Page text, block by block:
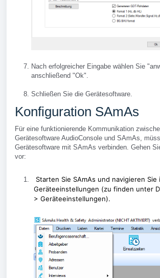
Nach erfolgreicher Eingabe wählen Sie
anschließend "Ok".
Schließen Sie die Gerätesoftware.
Konfiguration SAmAs
Für eine funktionierende Kommunikation
Gerätesoftware AudioConsole und SAmAs,
Gerätesoftware mit SAmAs verbinden. Gehen
vor:
Starten Sie SAmAs und navigieren Sie
Geräteeinstellungen (zu finden unter
> Geräteeinstellungen).